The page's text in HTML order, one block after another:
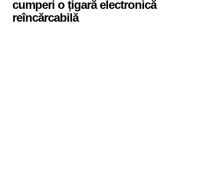
cumperi o țigară electronică
reîncărcabilă